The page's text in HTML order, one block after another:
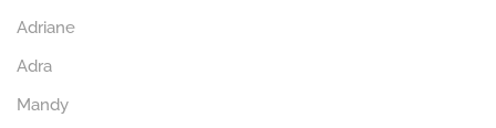
Adriane
Adra
Mandy